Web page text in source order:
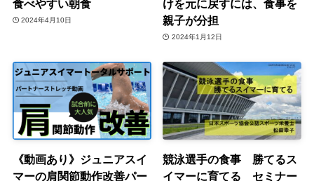
食べやすい朝食
2024年4月10日
けを元に戻すには、食事を
親子が分担
2024年1月12日
《動画あり》ジュニアスイ
マーの肩関節動作改善パー
競泳選手の食事 勝てるス
イマーに育てる セミナー